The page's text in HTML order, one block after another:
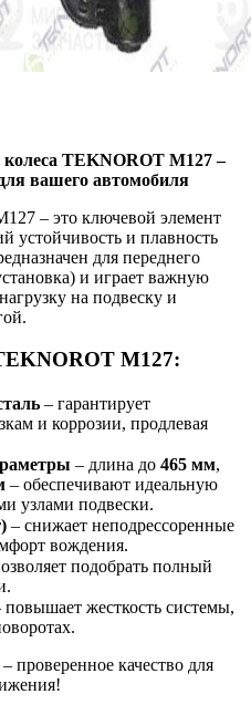
TEKNOROT M127 –
вашего автомобиля
– это ключевой элемент
устойчивость и плавность
для переднего
и играет важную
на подвеску и
M127:
– гарантирует
и коррозии, продлевая
– длина до 465 мм,
– обеспечивают идеальную
узлами подвески.
– снижает неподрессоренные
вождения.
подобрать полный
повышает жесткость системы,
качество для